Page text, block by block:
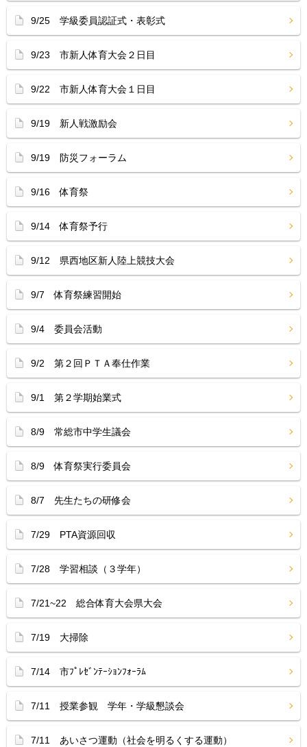
9/25 学級委員認証式・表彰式
9/23 市新人体育大会２日目
9/22 市新人体育大会１日目
9/19 新人戦激励会
9/19 防災フォーラム
9/16 体育祭
9/14 体育祭予行
9/12 県西地区新人陸上競技大会
9/7 体育祭練習開始
9/4 委員会活動
9/2 第２回ＰＴＡ奉仕作業
9/1 第２学期始業式
8/9 常総市中学生議会
8/9 体育祭実行委員会
8/7 先生たちの研修会
7/29 PTA資源回収
7/28 学習相談（３学年）
7/21~22 総合体育大会県大会
7/19 大掃除
7/14 市ﾌﾟﾚｾﾞﾝﾃｰｼｮﾝﾌｫｰﾗﾑ
7/11 授業参観 学年・学級懇談会
7/11 あいさつ運動（社会を明るくする運動）